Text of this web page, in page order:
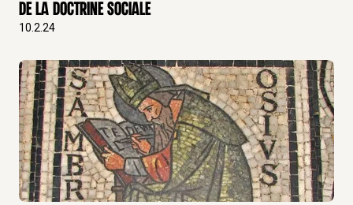
de la Doctrine Sociale
10.2.24